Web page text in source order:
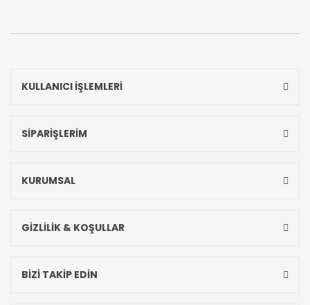
KULLANICI İŞLEMLERİ
SİPARİŞLERİM
KURUMSAL
GİZLİLİK & KOŞULLAR
BİZİ TAKİP EDİN